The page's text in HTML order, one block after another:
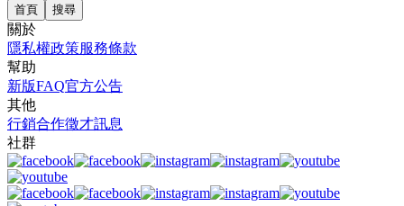
首頁 搜尋
關於
隱私權政策服務條款
幫助
新版FAQ官方公告
其他
行銷合作徵才訊息
社群